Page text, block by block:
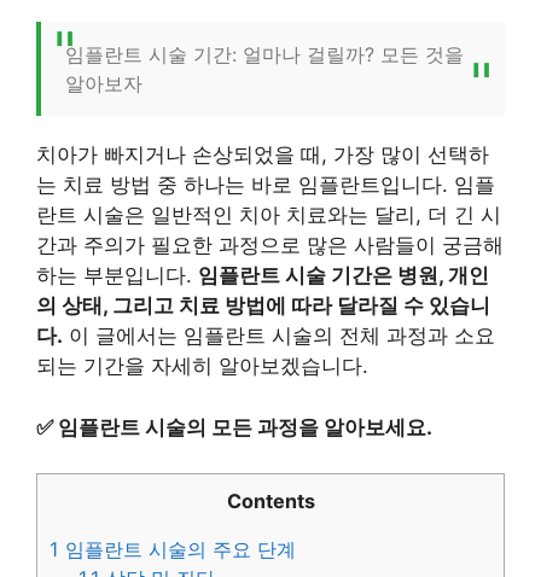
임플란트 시술 기간: 얼마나 걸릴까? 모든 것을
알아보자
치아가 빠지거나 손상되었을 때, 가장 많이 선택하
는 치료 방법 중 하나는 바로 임플란트입니다. 임플
란트 시술은 일반적인 치아 치료와는 달리, 더 긴 시
간과 주의가 필요한 과정으로 많은 사람들이 궁금해
하는 부분입니다. 임플란트 시술 기간은 병원, 개인
의 상태, 그리고 치료 방법에 따라 달라질 수 있습니
다. 이 글에서는 임플란트 시술의 전체 과정과 소요
되는 기간을 자세히 알아보겠습니다.
✅ 임플란트 시술의 모든 과정을 알아보세요.
Contents
1 임플란트 시술의 주요 단계